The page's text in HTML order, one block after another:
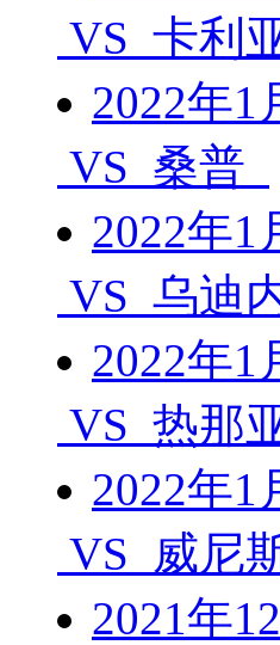
VS 卡利
2022年
VS 桑普
2022年
VS 乌迪
2022年
VS 热那
2022年
VS 威尼
2021年